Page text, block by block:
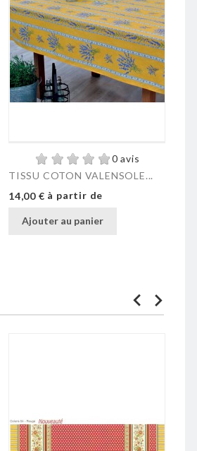
0 avis
TISSU COTON VALENSOLE...
Prix
14,00 € à partir de
Ajouter au panier